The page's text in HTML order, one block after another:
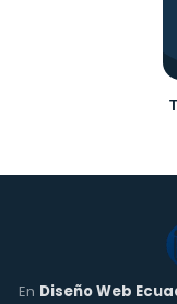
En Diseño Web